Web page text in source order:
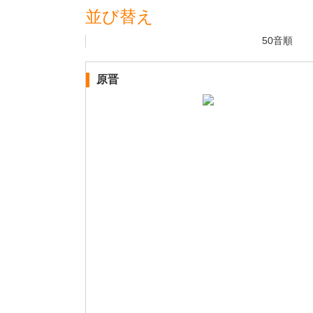
並び替え
50音順
原晋